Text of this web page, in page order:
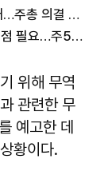
김정관 산업장관 "영업이익 N% 성과급 반대…주총 의결 의무화 추진"
김정관 산업장관 "반도체 산업, 빠른 시장 선점 필요…주52시간제 손봐야"
위해 무역
관련한 무
예고한 데
황이다.